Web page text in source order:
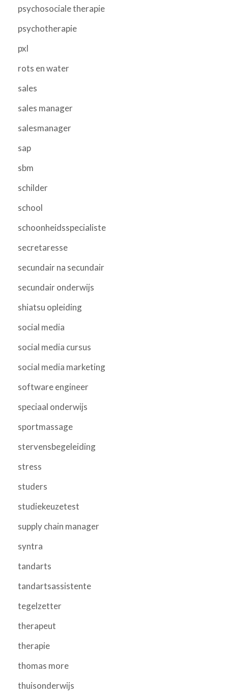
psychosociale therapie
psychotherapie
pxl
rots en water
sales
sales manager
salesmanager
sap
sbm
schilder
school
schoonheidsspecialiste
secretaresse
secundair na secundair
secundair onderwijs
shiatsu opleiding
social media
social media cursus
social media marketing
software engineer
speciaal onderwijs
sportmassage
stervensbegeleiding
stress
studers
studiekeuzetest
supply chain manager
syntra
tandarts
tandartsassistente
tegelzetter
therapeut
therapie
thomas more
thuisonderwijs